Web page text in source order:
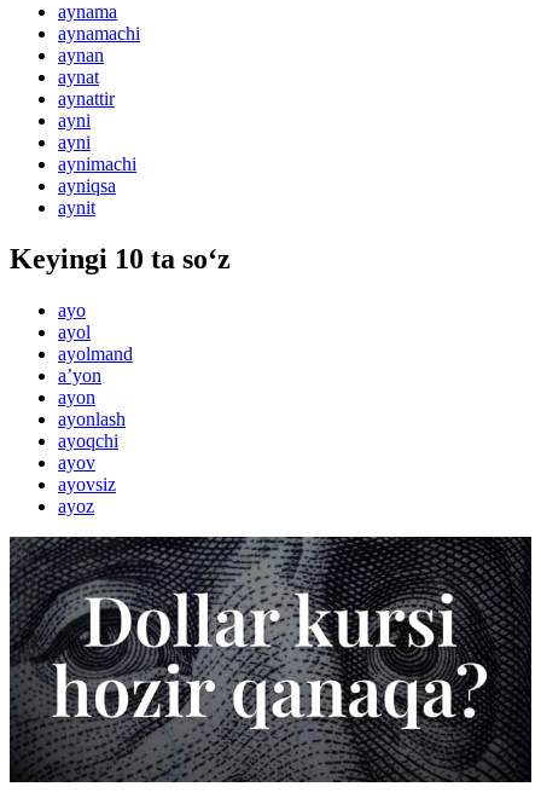
aynama
aynamachi
aynan
aynat
aynattir
ayni
ayni
aynimachi
ayniqsa
aynit
Keyingi 10 ta so‘z
ayo
ayol
ayolmand
aʼyon
ayon
ayonlash
ayoqchi
ayov
ayovsiz
ayoz